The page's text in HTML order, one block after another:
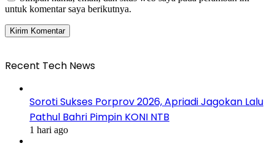
untuk komentar saya berikutnya.
Recent Tech News
Soroti Sukses Porprov 2026, Apriadi Jagokan Lalu
Pathul Bahri Pimpin KONI NTB
1 hari ago